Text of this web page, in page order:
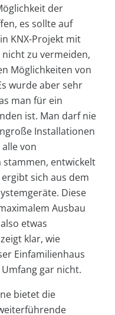
der
es sollte auf
KNX-Projekt mit
nicht zu vermeiden,
Möglichkeiten von
wurde aber sehr
man für ein
ist. Man darf nie
Installationen
von
entwickelt
sich aus dem
Diese
Ausbau
etwas
klar, wie
Einfamilienhaus
gar nicht.
bietet die